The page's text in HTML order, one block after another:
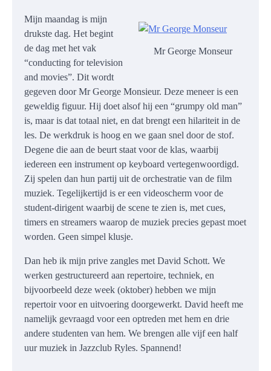
Mr George Monseur
Mijn maandag is mijn
drukste dag. Het begint
de dag met het vak
“conducting for television
and movies”. Dit wordt
gegeven door Mr George Monsieur. Deze meneer is een
geweldig figuur. Hij doet alsof hij een “grumpy old man”
is, maar is dat totaal niet, en dat brengt een hilariteit in de
les. De werkdruk is hoog en we gaan snel door de stof.
Degene die aan de beurt staat voor de klas, waarbij
iedereen een instrument op keyboard vertegenwoordigd.
Zij spelen dan hun partij uit de orchestratie van de film
muziek. Tegelijkertijd is er een videoscherm voor de
student-dirigent waarbij de scene te zien is, met cues,
timers en streamers waarop de muziek precies gepast moet
worden. Geen simpel klusje.
Dan heb ik mijn prive zangles met David Schott. We
werken gestructureerd aan repertoire, techniek, en
bijvoorbeeld deze week (oktober) hebben we mijn
repertoir voor en uitvoering doorgewerkt. David heeft me
namelijk gevraagd voor een optreden met hem en drie
andere studenten van hem. We brengen alle vijf een half
uur muziek in Jazzclub Ryles. Spannend!